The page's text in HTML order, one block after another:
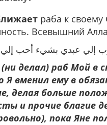
раба к своему
Всевышний
إلي عبدي بشيء أحب إلي
делал) раб Мой в
вменил ему в
делая больше
и прочие благие
пока Яне